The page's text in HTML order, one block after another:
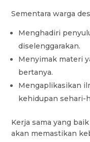
Sementara warga
Menghadiri
diselenggarakan.
Menyimak materi
bertanya.
Mengaplikasikan
kehidupan sehari-
Kerja sama yang
akan memastikan